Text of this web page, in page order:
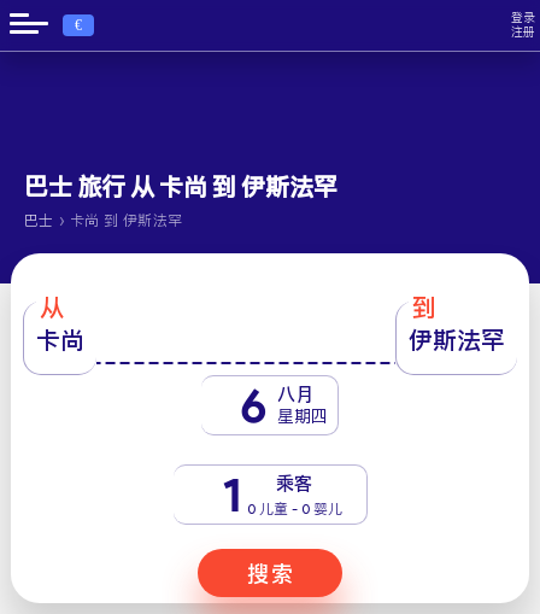
€
登录
注册
巴士 旅行 从 卡尚 到 伊斯法罕
巴士 › 卡尚 到 伊斯法罕
从
卡尚
到
伊斯法罕
6 八月
星期四
1 乘客
0 儿童 - 0 婴儿
搜索